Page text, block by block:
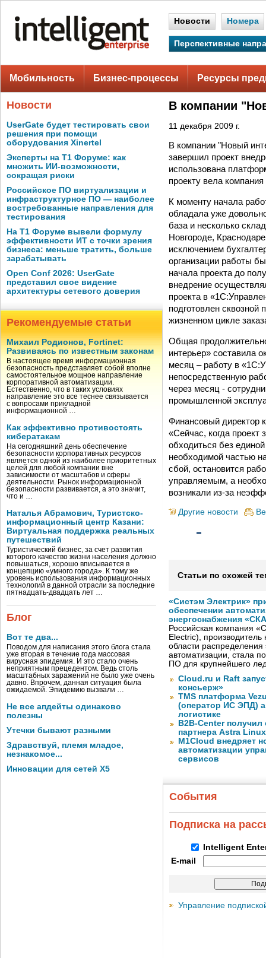
Новости Номера
Перспективные
Мобильность Бизнес-процессы Ресурсы
Новости
UserGate будет тестировать свои
решения при помощи
оборудования Xinertel
Эксперты на Т1 Форуме: как
множить ИИ-возможности,
сокращая риски
Российское ПО виртуализации и
инфраструктурное ПО — наиболее
востребованные направления для
тестирования
На Т1 Форуме вывели формулу
эффективности ИТ с точки зрения
бизнеса: меньше тратить, больше
зарабатывать
Open Conf 2026: UserGate
представил свое видение
архитектуры сетевого доверия
Рекомендуемые статьи
Михаил Родионов, Fortinet:
Развиваясь по известным законам
В настоящее время информационная
безопасность представляет собой вполне
самостоятельное мощное направление
корпоративной автоматизации.
Естественно, что в таких условиях
направление это все теснее связывается
с вопросами прикладной
информационной …
Как эффективно противостоять
кибератакам
На сегодняшний день обеспечение
безопасности корпоративных ресурсов
является одной из наиболее приоритетных
целей для любой компании вне
зависимости от масштабов и сферы
деятельности. Рынок информационной
безопасности развивается, а это значит,
что и …
Наталья Абрамович, Туристско-
информационный центр Казани:
Виртуальная поддержка реальных
путешествий
Туристический бизнес, за счет развития
которого качество жизни населения должно
повышаться, хорошо вписывается в
концепцию «умного города». К тому же
уровень использования информационных
технологий в данной отрасли за последние
пятнадцать-двадцать лет …
Блог
Вот те два...
Поводом для написания этого блога стала
уже вторая в течение года массовая
вирусная эпидемия. И это стало очень
неприятным прецедентом. Ведь столь
масштабных заражений не было уже очень
давно. Впрочем, данная ситуация была
ожидаемой. Эпидемию вызвали …
Не все апдейты одинаково
полезны
Утечки бывают разными
Здравствуй, племя младое,
незнакомое...
Инновации для сетей X5
В компании
11 декабря 2009 г.
В компании "Новый
завершил проект
использована
проекту вела
К моменту начала
обладала уже
база и несколько
Новгороде,
исключением
организации работы
начала проекта до
внедрение
проекта в
подготовлен
жизненном цикле
Общая
интерьер» составила
месяц – работу в
непосредственную
через месяц -
промышленной
Финансовый директор
«Сейчас, когда проект
обходиться без
необходимой частью
сбой, остановится
управляемым, а
возникали из-за
Другие новости
Статьи по схожей
«Систэм Электрик»
обеспечении
энергоснабжения
Российская компания
Electric),
области распределения
автоматизации, стала
ПО для крупнейшего
Cloud.ru и Raft
консьерж»
TMS платформа
(оператор ИС ЭПД)
логистике
B2B-Center получил
партнера Astra Linux
M1Cloud внедряет
автоматизации
сервисов
События
Подписка на
Intelligent
E-mail
Управление